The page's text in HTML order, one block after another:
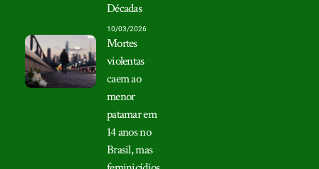
Décadas
10/03/2026
Mortes
violentas
caem ao
menor
patamar em
14 anos no
Brasil, mas